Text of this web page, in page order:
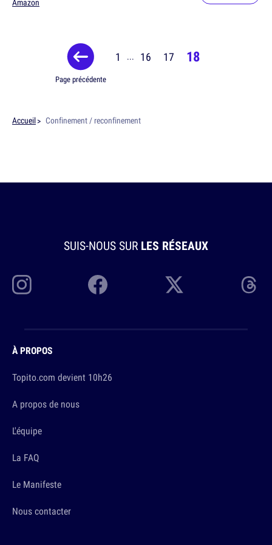
Amazon
Page précédente
1 ... 16 17 18
Accueil Confinement / reconfinement
SUIS-NOUS SUR LES RÉSEAUX
À PROPOS
Topito.com devient 10h26
A propos de nous
L'équipe
La FAQ
Le Manifeste
Nous contacter